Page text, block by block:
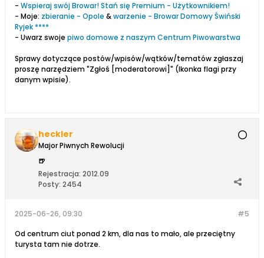
- Wspieraj swój Browar! Stań się Premium - Użytkownikiem!
- Moje: zbieranie - Opole &warzenie - Browar Domowy Świński
Ryjek ****
- Uwarz swoje piwo domowe z naszym Centrum Piwowarstwa
Sprawy dotyczące postów/wpisów/wątków/tematów zgłaszaj
proszę narzędziem "Zgłoś [moderatorowi]" (Ikonka flagi przy
danym wpisie).
heckler
Major Piwnych Rewolucji
🍺
Rejestracja: 2012.09
Posty: 2454
#5
2025-06-26, 09:30
Od centrum ciut ponad 2 km, dla nas to mało, ale przeciętny
turysta tam nie dotrze.